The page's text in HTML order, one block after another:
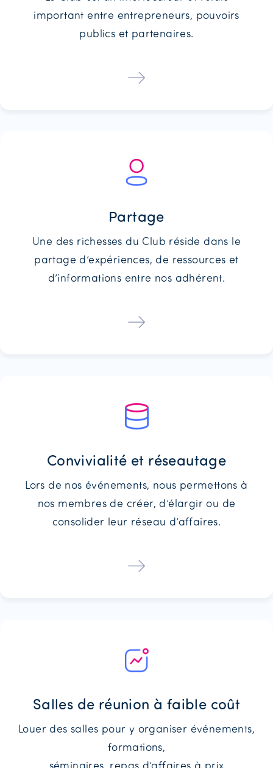
important entre entrepreneurs, pouvoirs
publics et partenaires.
Partage
Une des richesses du Club réside dans le
partage d’expériences, de ressources et
d’informations entre nos adhérent.
Convivialité et réseautage
Lors de nos événements, nous permettons à
nos membres de créer, d’élargir ou de
consolider leur réseau d’affaires.
Salles de réunion à faible coût
Louer des salles pour y organiser événements,
formations,
séminaires, repas d’affaires à prix